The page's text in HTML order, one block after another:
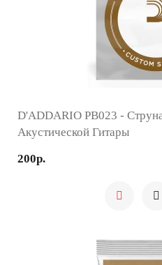
D'ADDARIO PB023 -
Акустической Гитары
200р.